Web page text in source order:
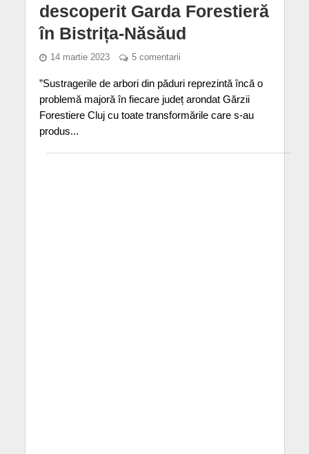
descoperit Garda Forestieră
în Bistrița-Năsăud
14 martie 2023 5 comentarii
”Sustragerile de arbori din păduri reprezintă încă o
problemă majoră în fiecare județ arondat Gărzii
Forestiere Cluj cu toate transformările care s-au
produs...